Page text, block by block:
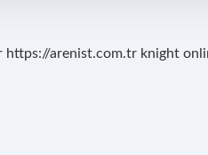
https://arenist.com.tr knight